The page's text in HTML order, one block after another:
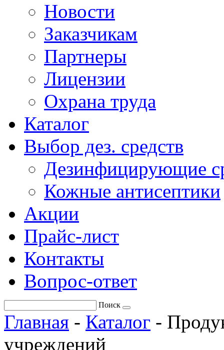
Новости
Заказчикам
Партнеры
Лицензии
Охрана труда
Каталог
Выбор дез. средств
Дезинфицирующие
Кожные антисептики
Акции
Прайс-лист
Контакты
Вопрос-ответ
Поиск
Главная - Каталог -
учреждений